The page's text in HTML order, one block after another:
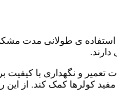
ی طولانی مدت
و نگهداری با کیفیت
کولرها کمک کند. از این